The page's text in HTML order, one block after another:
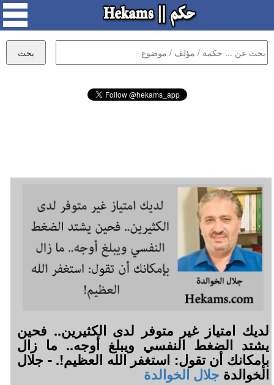
لديك امتياز غير متوفر لدى الكثيرين.. فحين
يشتد الضغط النفسي ويبلغ أوجه.. ما زال
بإمكانك أن تقول: استغفر الله العظيم!. - جلال
الخوالدة جلال الخوالدة